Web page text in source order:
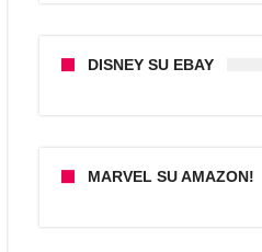
DISNEY SU EBAY
MARVEL SU AMAZON!